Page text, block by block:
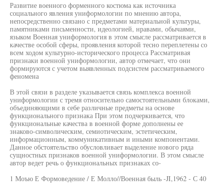
Развитие военного форменного костюма как источника
социального явления униформологии по мнению автора,
непосредственно связано с предметами материальной культуры,
памятниками письменности, идеологией, нравами, обычаями,
языком Военная униформология в этом смысле рассматривается в
качестве особой сферы, проявления которой тесно переплетены со
всем ходом культурно-исторического процесса Рассматривая
признаки военной униформологии, автор отмечает, что они
формируются с учетом выявленных подсистем рассматриваемого
феномена
В этой связи в разделе указывается связь комплекса военной
униформологии с тремя относительно самостоятельными блоками,
объединяющими в себе различные предметы на основе
функционального признака При этом подчеркивается, что
функциональные качества в военной форме дополнены ее
знаково-символическим, семиотическим, эстетическим,
информационным, коммуникативным и иными компонентами.
Данное обстоятельство обусловливает выделение нового ряда
сущностных признаков военной униформологии. В этом смысле
автор ведет речь о функциональных признаках со-
1 Моъю Е Формоведение / Е Молло//Военная быль -JI,1962 - С 40